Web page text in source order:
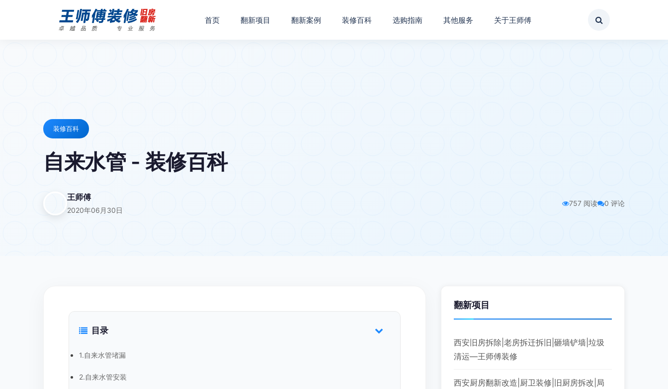
首页 翻新项目 翻新案例 装修百科 选购指南 其他服务 关于王师傅
装修百科
自来水管 - 装修百科
王师傅
2020年06月30日
757 阅读 0 评论
目录
1.自来水管堵漏
2.自来水管安装
翻新项目
西安旧房拆除|老房拆迁拆旧|砸墙铲墙|垃圾
清运—王师傅装修
西安厨房翻新改造|厨卫装修|旧厨房拆改|局